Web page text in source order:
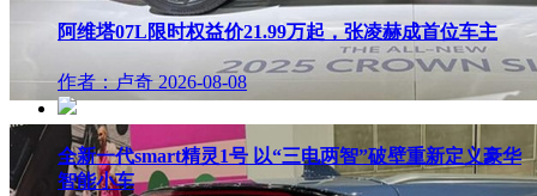
阿维塔07L限时权益价21.99万起，张凌赫成首位车主
作者：卢奇 2026-08-08
全新一代smart精灵1号 以“三电两智”破壁重新定义豪华
智能小车